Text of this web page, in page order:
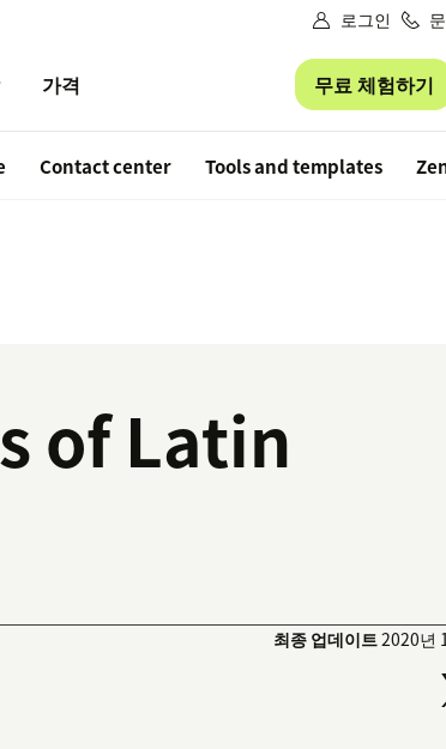
로그인
가격 무료 체험하기
Contact center Tools and templates
of Latin
최종 업데이트2020년